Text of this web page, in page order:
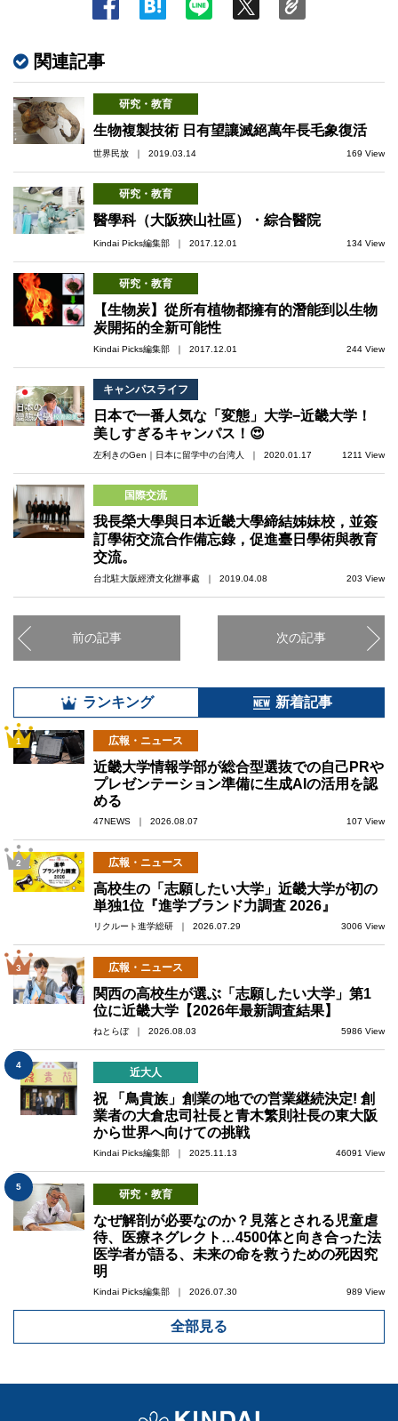
関連記事
研究・教育
生物複製技術 日有望讓滅絕萬年長毛象復活
世界民放 ｜ 2019.03.14 169 View
研究・教育
醫學科（大阪狹山社區）・綜合醫院
Kindai Picks編集部 ｜ 2017.12.01 134 View
研究・教育
【生物炭】從所有植物都擁有的潛能到以生物
炭開拓的全新可能性
Kindai Picks編集部 ｜ 2017.12.01 244 View
キャンパスライフ
日本で一番人気な「変態」大学−近畿大学！
美しすぎるキャンパス！😍
左利きのGen｜日本に留学中の台湾人 ｜ 2020.01.17 1211 View
国際交流
我長榮大學與日本近畿大學締結姊妹校，並簽
訂學術交流合作備忘錄，促進臺日學術與教育
交流。
台北駐大阪經濟文化辦事處 ｜ 2019.04.08 203 View
前の記事 次の記事
ランキング 新着記事
1 広報・ニュース
近畿大学情報学部が総合型選抜での自己PRや
プレゼンテーション準備に生成AIの活用を認
める
47NEWS ｜ 2026.08.07 107 View
2 広報・ニュース
高校生の「志願したい大学」近畿大学が初の
単独1位『進学ブランド力調査 2026』
リクルート進学総研 ｜ 2026.07.29 3006 View
3 広報・ニュース
関西の高校生が選ぶ「志願したい大学」第1
位に近畿大学【2026年最新調査結果】
ねとらぼ ｜ 2026.08.03 5986 View
4
近大人
祝 「鳥貴族」創業の地での営業継続決定! 創
業者の大倉忠司社長と青木繁則社長の東大阪
から世界へ向けての挑戦
Kindai Picks編集部 ｜ 2025.11.13 46091 View
5
研究・教育
なぜ解剖が必要なのか？見落とされる児童虐
待、医療ネグレクト…4500体と向き合った法
医学者が語る、未来の命を救うための死因究
明
Kindai Picks編集部 ｜ 2026.07.30 989 View
全部見る